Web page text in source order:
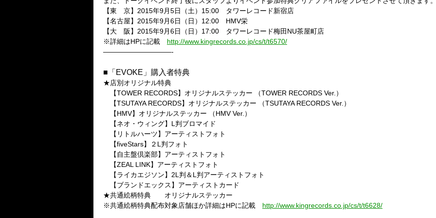
【東 京】2015年9月5日（土）15:00 タワーレコード新宿店
【名古屋】2015年9月6日（日）12:00 HMV栄
【大 阪】2015年9月6日（日）17:00 タワーレコード梅田NU茶屋町店
※詳細はHPに記載 http://www.kingrecords.co.jp/cs/t/t6570/
——————————-
■「EVOKE」購入者特典
★店別オリジナル特典
【TOWER RECORDS】オリジナルステッカー （TOWER RECORDS Ver.）
【TSUTAYA RECORDS】オリジナルステッカー （TSUTAYA RECORDS Ver.）
【HMV】オリジナルステッカー （HMV Ver.）
【ネオ・ウィング】L判ブロマイド
【リトルハーツ】アーティストフォト
【fiveStars】２L判フォト
【自主盤倶楽部】アーティストフォト
【ZEAL LINK】アーティストフォト
【ライカエジソン】2L判＆L判アーティストフォト
【ブランドエックス】アーティストカード
★共通絵柄特典 オリジナルステッカー
※共通絵柄特典配布対象店舗ほか詳細はHPに記載 http://www.kingrecords.co.jp/cs/t/t6628/